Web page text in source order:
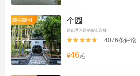
随买随用 个园
以四季为题的假山园林

 4076条评论
¥46起